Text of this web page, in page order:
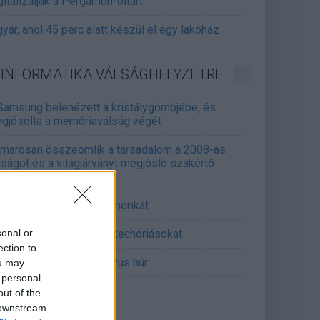
or
to
may
of the
ahol 45 perc alatt készül el egy lakóház
INFORMATIKA VÁLSÁGHELYZETRE
belenézett a kristálygömbjébe, és
a memóriaválság végét
összeomlik a társadalom a 2008-as
és a világjárványt megjósló szakértő
mémekkel támadja Amerikát
célkeresztbe vette a techóriásokat
feszül a hidegháborús húr